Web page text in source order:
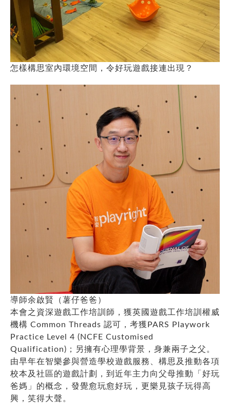
怎樣構思室內環境空間，令好玩遊戲接連出現？
導師余啟賢（薯仔爸爸）
本會之資深遊戲工作培訓師，獲英國遊戲工作培訓權威
機構 Common Threads 認可，考獲PARS Playwork
Practice Level 4 (NCFE Customised
Qualification)；另擁有心理學背景，身兼兩子之父。
由早年在智樂參與營造學校遊戲服務、構思及推動各項
校本及社區的遊戲計劃，到近年主力向父母推動「好玩
爸媽」的概念，發覺愈玩愈好玩，更樂見孩子玩得高
興，笑得大聲。